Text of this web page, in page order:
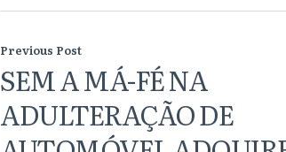
Previous Post
SEM A MÁ-FÉ NA
ADULTERAÇÃO DE